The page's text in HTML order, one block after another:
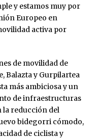
y estamos muy por
Europeo en
activa por
de movilidad de
Balazta y Gurpilartea
más ambiciosa y un
de infraestructuras
la reducción del
bidegorri cómodo,
de ciclista y